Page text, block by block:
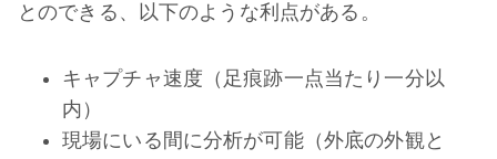
とのできる、以下のような利点がある。
キャプチャ速度（足痕跡一点当たり一分以
内）
現場にいる間に分析が可能（外底の外観と